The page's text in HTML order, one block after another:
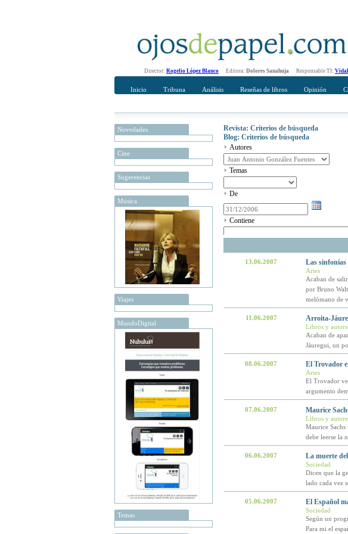
Director: Rogelio López Blanco Editora: Dolores Sanahuja Responsable TI:
Inicio Tribuna Análisis Reseñas de libros Opinión
Novedades
Cine
Sugerencias
Música
Viajes
MundoDigital
Temas
Revista: Criterios de búsqueda
Blog: Criterios de búsqueda
Autores
Temas
De
Contiene
13.06.2007 Las
Artes
Acaban de
por Bruno
melómano de
11.06.2007 Arroita-
Libros y
Acaban de
Jáuregui, un
08.06.2007 El Trovador
Artes
El Trovador
argumento
07.06.2007 Maurice
Libros y
Maurice
debe leerse la
06.06.2007 La muerte
Sociedad
Dicen que la
lado cada vez
05.06.2007 El Español
Sociedad
Según un
Para mi el